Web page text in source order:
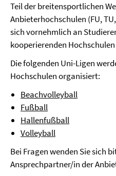
Teil der breitensportlichen
Anbieterhochschulen (FU,
sich vornehmlich an
kooperierenden
Die folgenden Uni-Ligen
Hochschulen organisiert:
Beachvolleyball
Fußball
Hallenfußball
Volleyball
Bei Fragen wenden Sie sich
Ansprechpartner/in der